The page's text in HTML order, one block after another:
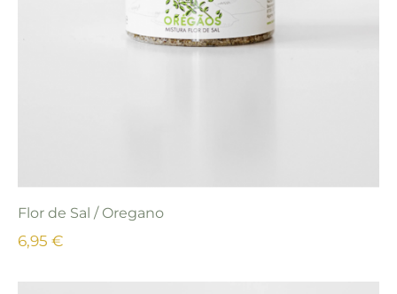
Flor de Sal / Oregano
6,95 €